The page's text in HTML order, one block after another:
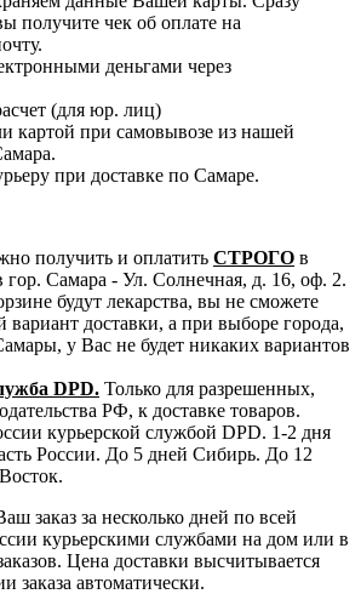
получите чек об оплате на
деньгами через
(для юр. лиц)
картой при самовывозе из нашей
при доставке по Самаре.
получить и оплатить СТРОГО в
гор. Самара - Ул. Солнечная, д. 16, оф. 2.
будут лекарства, вы не сможете
вариант доставки, а при выборе города,
у Вас не будет никаких вариантов
DPD. Только для разрешенных,
РФ, к доставке товаров.
курьерской службой DPD. 1-2 дня
России. До 5 дней Сибирь. До 12
заказ за несколько дней по всей
курьерскими службами на дом или в
Цена доставки высчитывается
заказа автоматически.